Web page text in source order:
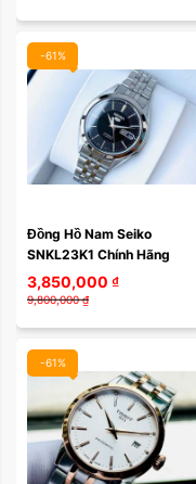
-61%
Đồng Hồ Nam Seiko
SNKL23K1 Chính Hãng
3,850,000 ₫
9,800,000 ₫
-61%